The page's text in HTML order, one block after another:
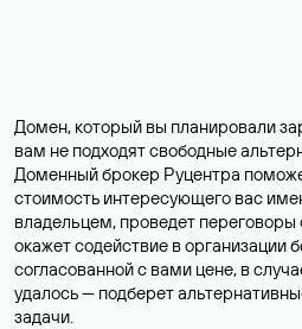
Домен, который вы планировали
вам не подходят свободные
Доменный брокер Руцентра
стоимость интересующего вас
владельцем, проведет
окажет содействие в организации
согласованной с вами цене, в
удалось — подберет
задачи.